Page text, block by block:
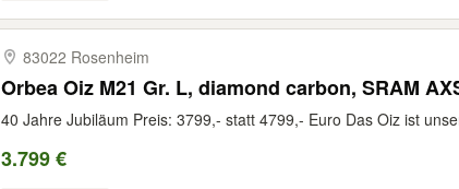
83022 Rosenheim
Orbea Oiz M21 Gr. L, diamond carbon, SRAM
40 Jahre Jubiläum Preis: 3799,- statt 4799,- Euro Das Oiz ist
3.799 €